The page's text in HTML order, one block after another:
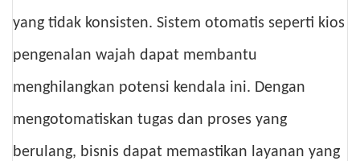
yang tidak konsisten. Sistem otomatis seperti kios
pengenalan wajah dapat membantu
menghilangkan potensi kendala ini. Dengan
mengotomatiskan tugas dan proses yang
berulang, bisnis dapat memastikan layanan yang